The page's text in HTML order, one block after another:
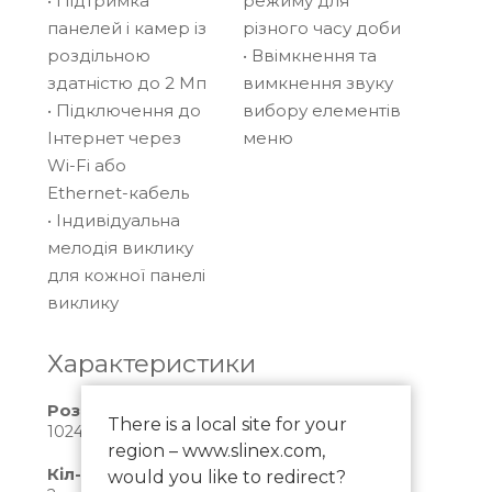
Окрім стандартного підключення через
Ethernet, SL‑07N Cloud можна підключити по
Wi-Fi. Необов’язково бути вдома, щоб
керувати домофоном. Приймати вхідні
виклики і, навіть, відкривати двері тепер
можна за допомогою свого персонального
планшета або смартфона, де встановлено
додаток Slinex Smart Call, за умови наявності
Інтернет з’єднання.
Система підтримує одночасне підключення
двох панелей виклику та двох аналогових
отримують живлення від домофону, але
камери потребують окремого блоку
живлення. Зручна функція налаштування
автоматичного запису SL‑07N Cloud під час
вхідного виклику, забезпечить інформацією
панелей і камер із
роздільною
здатністю до 2 Мп
• Підключення до
Інтернет через
Wi-Fi або
Ethernet-кабель
• Індивідуальна
мелодія виклику
для кожної панелі
виклику
різного часу доби
• Ввімкнення та
вимкнення звуку
вибору елементів
меню
Характеристики
Роздільна здатність екрану
1024×600
Кіл-ть панелей виклику
There is a local site for your
region – www.slinex.com,
would you like to redirect?